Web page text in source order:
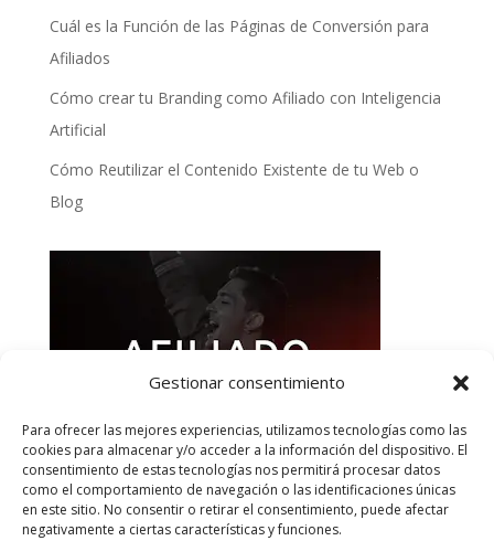
Gestionar consentimiento
Para ofrecer las mejores experiencias, utilizamos tecnologías como las
cookies para almacenar y/o acceder a la información del dispositivo. El
consentimiento de estas tecnologías nos permitirá procesar datos
como el comportamiento de navegación o las identificaciones únicas
en este sitio. No consentir o retirar el consentimiento, puede afectar
negativamente a ciertas características y funciones.
Cuál es la Función de las Páginas de Conversión para
Afiliados
Cómo crear tu Branding como Afiliado con Inteligencia
Artificial
Cómo Reutilizar el Contenido Existente de tu Web o
Blog